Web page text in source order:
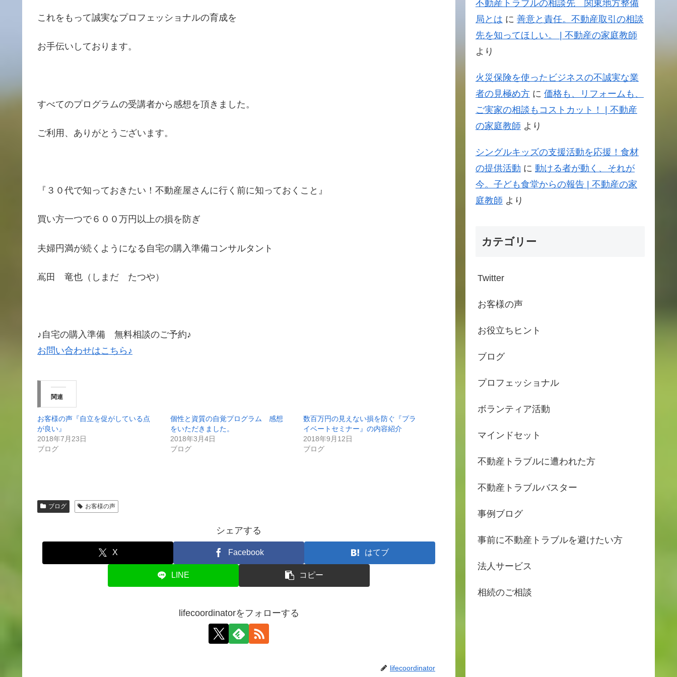
これをもって誠実なプロフェッショナルの育成を
お手伝いしております。
すべてのプログラムの受講者から感想を頂きました。
ご利用、ありがとうございます。
『３０代で知っておきたい！不動産屋さんに行く前に知っておくこと』
買い方一つで６００万円以上の損を防ぎ
夫婦円満が続くようになる自宅の購入準備コンサルタント
嶌田 竜也（しまだ たつや）
♪自宅の購入準備 無料相談のご予約♪
お問い合わせはこちら♪
関連
お客様の声『自立を促がしている点
が良い』
2018年7月23日
ブログ
個性と資質の自覚プログラム 感想
をいただきました。
2018年3月4日
ブログ
数百万円の見えない損を防ぐ『プラ
イベートセミナー』の内容紹介
2018年9月12日
ブログ
ブログ お客様の声
シェアする
X Facebook はてブ
LINE コピー
lifecoordinatorをフォローする
lifecoordinator
不動産トラブルの相談先 関東地方整備
局とは に 善意と責任。不動産取引の相談
先を知ってほしい。 | 不動産の家庭教師
より
火災保険を使ったビジネスの不誠実な業
者の見極め方 に 価格も、リフォームも、
ご実家の相談もコストカット！ | 不動産
の家庭教師 より
シングルキッズの支援活動を応援！食材
の提供活動 に 動ける者が動く、それが
今。子ども食堂からの報告 | 不動産の家
庭教師 より
カテゴリー
Twitter
お客様の声
お役立ちヒント
ブログ
プロフェッショナル
ボランティア活動
マインドセット
不動産トラブルに遭われた方
不動産トラブルバスター
事例ブログ
事前に不動産トラブルを避けたい方
法人サービス
相続のご相談